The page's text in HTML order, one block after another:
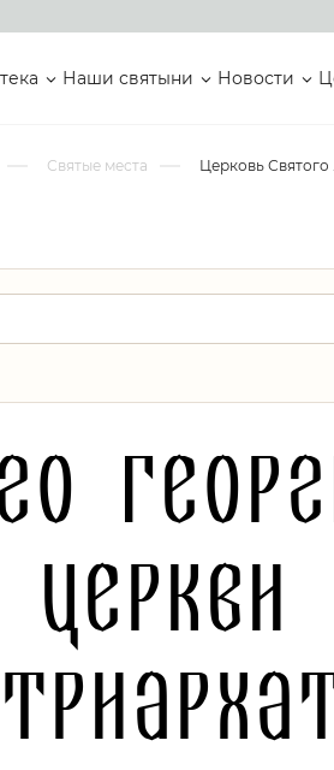
Наши святыни Новости
Святые места Церковь